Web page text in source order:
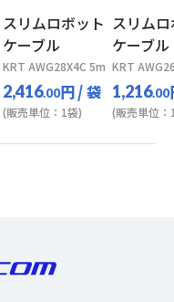
スリムロボット
ケーブル
KRT AWG28X4C 5m
2,416.00円/ 袋
(販売単位：1袋)
スリム
ケーブル
KRT
1,216.00
(販売単位：